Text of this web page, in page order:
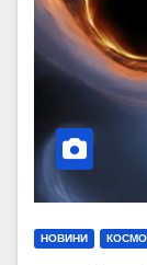
НОВИНИ